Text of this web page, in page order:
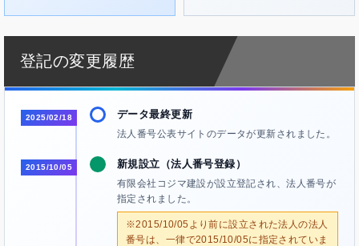
登記の変更履歴
2025/02/18 データ最終更新
法人番号公表サイトのデータが更新されました。
2015/10/05 新規設立（法人番号登録）
有限会社コジマ建設が設立登記され、法人番号が
指定されました。
※2015/10/05より前に設立された法人の法人
番号は、一律で2015/10/05に指定されていま